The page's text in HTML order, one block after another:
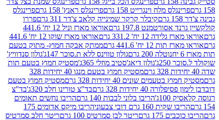
מלח וינגרייט 158 גרם
פרינגלס ראנץ' 158 גרם
פרינגלס
קיבלר קרקר שמינייה קלאב צ'דר 311 גרם
פררו
197.8 גרם
אוראו מארז וניל 12 יח' 441.6
12 יח' 331.2 גרם
אוראו מארז שוקו 12 יח' 441.6
12 יח' 441.6 גרם
ממתק אבקה חמוץ- מתוק בטעם
נוטלה 200 גרם
גולון טווינס ללא ת.סוכר 147ג'
גולון סנדוויץ'
250ג'
גולון דיאג'סטיב מוזלי 365ג'
מסטיק חמוץ בטעם תות
מסטיק חמוץ בטעם מנגו 40 יחידות 328
בטעמים שונים 40 יחידות 328 גרם
מסטיק חמוץ בטעם
40 יחידות 328 גרם
בד"צ טורינו חלב 320ג'
בד"צ
הריבו בלוני לבבות 140 גרם
הריבו נחשים תאומים
160 גרם דובי צבעוני
הריבו מיקס אדומים 175
175 גרם
ריטר לבן סמרטיס 100 גרם
ריטר חלב סמרטיס